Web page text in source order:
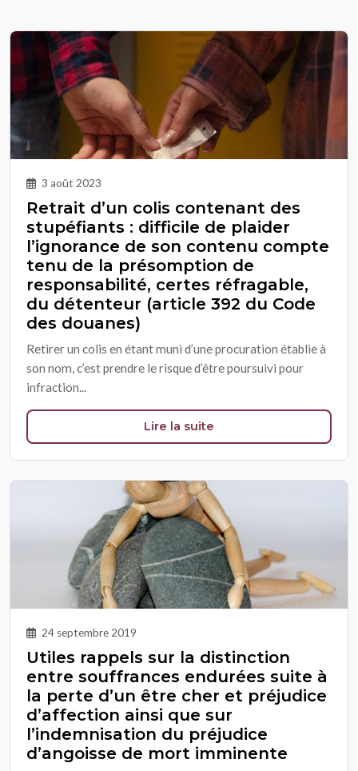
3 août 2023
Retrait d’un colis contenant des
stupéfiants : difficile de plaider
l’ignorance de son contenu compte
tenu de la présomption de
responsabilité, certes réfragable,
du détenteur (article 392 du Code
des douanes)
Retirer un colis en étant muni d’une procuration établie à
son nom, c’est prendre le risque d’être poursuivi pour
infraction...
Lire la suite
24 septembre 2019
Utiles rappels sur la distinction
entre souffrances endurées suite à
la perte d’un être cher et préjudice
d’affection ainsi que sur
l’indemnisation du préjudice
d’angoisse de mort imminente